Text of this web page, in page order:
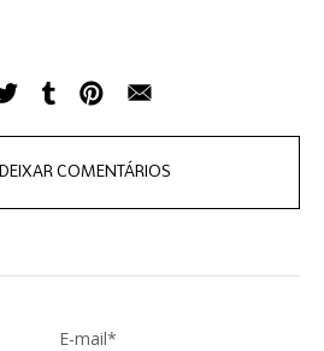
DEIXAR COMENTÁRIOS
E-mail*